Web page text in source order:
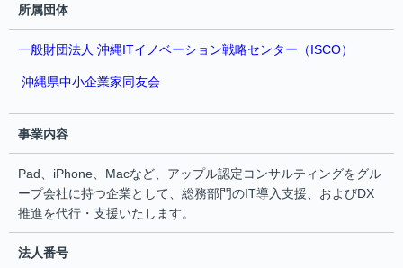
所属団体
一般財団法人 沖縄ITイノベーション戦略センター（ISCO）
沖縄県中小企業家同友会
事業内容
Pad、iPhone、Macなど、アップル認定コンサルティングをグル
ープ会社に持つ企業として、総務部門のIT導入支援、およびDX
推進を代行・支援いたします。
法人番号